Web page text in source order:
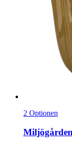
2 Optionen
Miljögården